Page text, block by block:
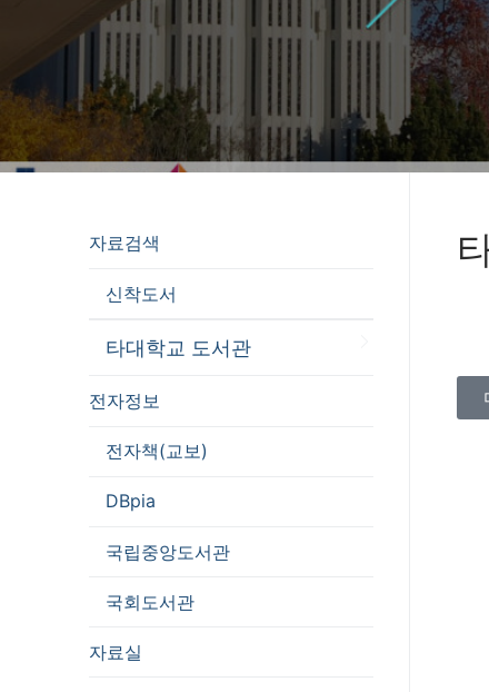
자료검색
신착도서
타대학교 도서관
전자정보
전자책(교보)
DBpia
국립중앙도서관
국회도서관
자료실